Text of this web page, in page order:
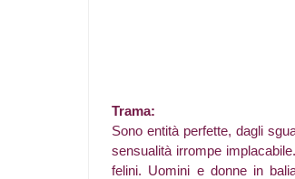
Trama:
Sono entità perfette, dagli
sensualità irrompe
felini. Uomini e donne in